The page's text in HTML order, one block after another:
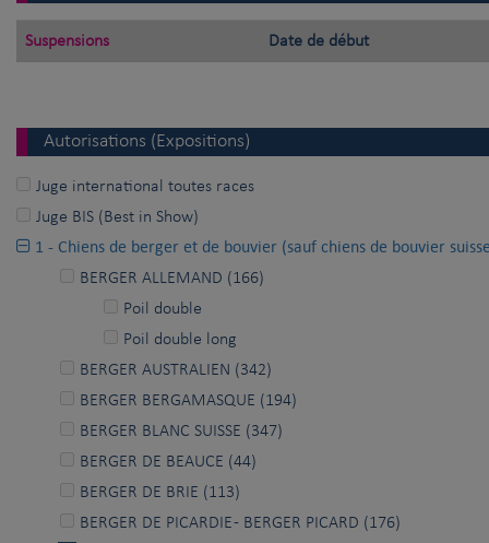
Suspensions Date de début
Autorisations (Expositions)
Juge international toutes races
Juge BIS (Best in Show)
1 - Chiens de berger et de bouvier (sauf chiens de bouvier
BERGER ALLEMAND (166)
Poil double
Poil double long
BERGER AUSTRALIEN (342)
BERGER BERGAMASQUE (194)
BERGER BLANC SUISSE (347)
BERGER DE BEAUCE (44)
BERGER DE BRIE (113)
BERGER DE PICARDIE - BERGER PICARD (176)